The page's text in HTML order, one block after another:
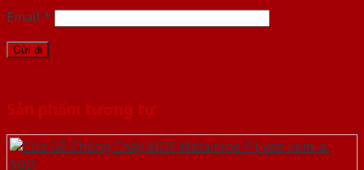
Email *
Sản phẩm tương tự